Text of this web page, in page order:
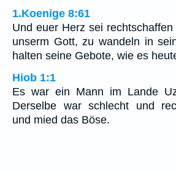
1.Koenige 8:61
Und euer Herz sei
unserm Gott, zu wandeln in
halten seine Gebote, wie es
Hiob 1:1
Es war ein Mann im Lande
Derselbe war schlecht und
und mied das Böse.